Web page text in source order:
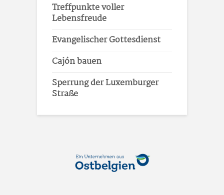
Treffpunkte voller
Lebensfreude
Evangelischer Gottesdienst
Cajón bauen
Sperrung der Luxemburger
Straße